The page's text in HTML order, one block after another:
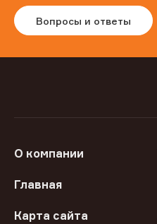
Вопросы и ответы
О компании
Главная
Карта сайта